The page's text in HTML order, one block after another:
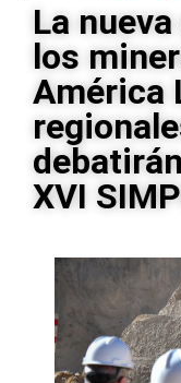
La
los
América
XVI